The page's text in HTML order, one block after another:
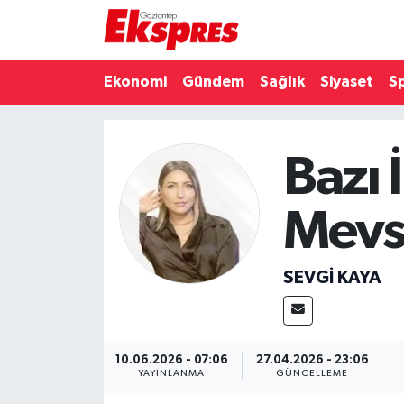
Ekonomi Gündem Sağlık Siyaset
SEVGI KAYA
10.06.2026 - 07:06
YAYINLANMA
27.04.2026 - 23:06
GÜNCELLEME
Gaziantep son dakika
Puan Durumu ve Fikstür
Tüm Manşetler
Son Dakika Haberleri